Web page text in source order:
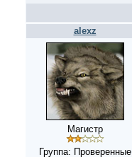
alexz
Магистр
Группа: Проверенные